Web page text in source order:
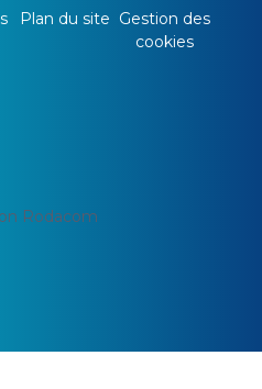
Plan du site Gestion des
cookies
Rodacom